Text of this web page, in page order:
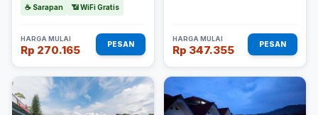
☕ Sarapan 📶 WiFi Gratis
HARGA MULAI
Rp 270.165 PESAN
HARGA MULAI
Rp 347.355 PESAN